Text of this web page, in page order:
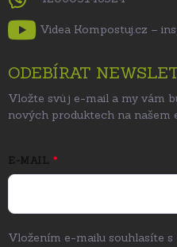
Videa Kompostuj.cz –
ODEBÍRAT
Vložte svůj e-mail a my vám
nových produktech na našem
E-MAIL
Vložením e-mailu souhlasíte s